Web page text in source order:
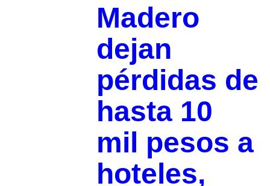
Madero
dejan
pérdidas de
hasta 10
mil pesos a
hoteles,